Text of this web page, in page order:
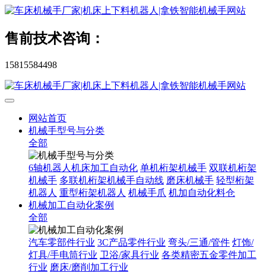
售前技术咨询：
15815584498
网站首页
机械手型号与分类
全部
6轴机器人机床加工自动化 单机桁架机械手 双联机桁架
机械手 多联机桁架机械手自动线 磨床机械手 轻型桁架
机器人 重型桁架机器人 机械手爪 机加自动化料仓
机械加工自动化案例
全部
汽车零部件行业 3C产品零件行业 弯头/三通/管件 灯饰/
灯具/手电筒行业 卫浴/家具行业 各类精密五金零件加工
行业 磨床/磨削加工行业